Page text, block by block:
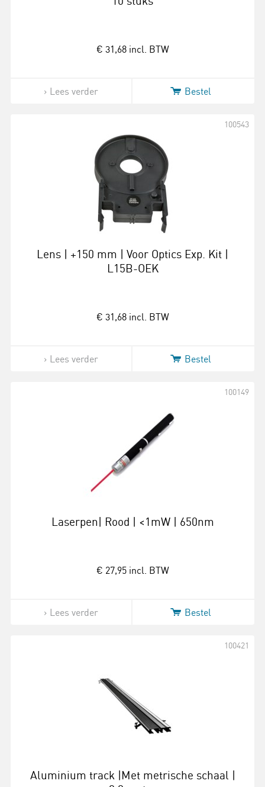
€ 31,68 incl. BTW
Lees verder Bestel
Lens | +150 mm | Voor Optics Exp. Kit |
L15B-OEK
100543
€ 31,68 incl. BTW
Lees verder Bestel
Laserpen| Rood | <1mW | 650nm
100149
€ 27,95 incl. BTW
Lees verder Bestel
Aluminium track |Met metrische schaal |
100421